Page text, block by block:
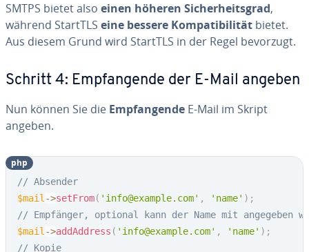
SMTPS bietet also einen höheren Si­cher­heits­grad,
während StartTLS eine bessere Kom­pa­ti­bi­li­tät bietet.
Aus diesem Grund wird StartTLS in der Regel bevorzugt.
Schritt 4: Emp­fan­gen­de der E-Mail angeben
Nun können Sie die Emp­fan­gen­de E-Mail im Skript
angeben.
// Absender
$mail ->setFrom( 'info@example.com' , 'name' ) ;
// Empfänger, optional kann der Name mit angegeben
$mail ->addAddress ( 'info@example.com' , 'name' ) ;
// Kopie
php